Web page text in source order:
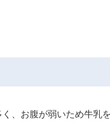
、お腹が弱いため牛乳